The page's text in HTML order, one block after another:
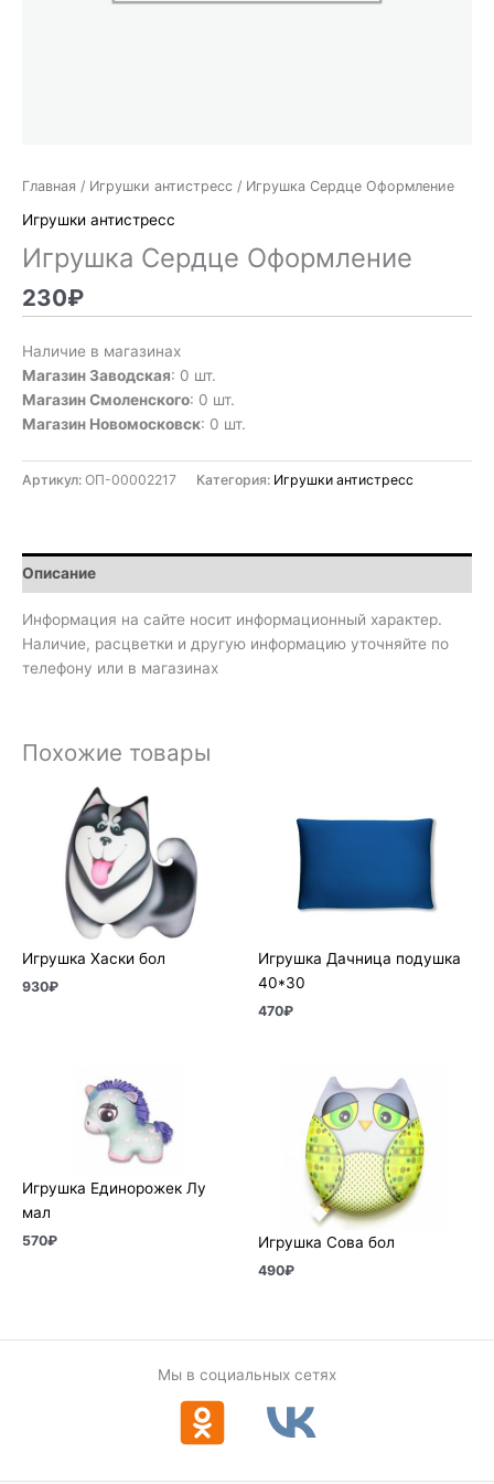
Главная / Игрушки антистресс / Игрушка Сердце Оформление
Игрушки антистресс
Игрушка Сердце Оформление
230₽
Наличие в магазинах
Магазин Заводская: 0 шт.
Магазин Смоленского: 0 шт.
Магазин Новомосковск: 0 шт.
Артикул: ОП-00002217 Категория: Игрушки антистресс
Описание
Информация на сайте носит информационный характер.
Наличие, расцветки и другую информацию уточняйте по
телефону или в магазинах
Похожие товары
Игрушка Хаски бол
930₽
Игрушка Дачница подушка
40*30
470₽
Игрушка Единорожек Лу
мал
570₽ Игрушка Сова бол
490₽
Мы в социальных сетях